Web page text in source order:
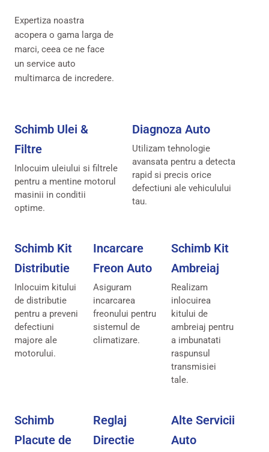
Expertiza noastra
acopera o gama larga de
marci, ceea ce ne face
un service auto
multimarca de incredere.
Schimb Ulei &
Filtre
Inlocuim uleiului si filtrele
pentru a mentine motorul
masinii in conditii
optime.
Diagnoza Auto
Utilizam tehnologie
avansata pentru a detecta
rapid si precis orice
defectiuni ale vehiculului
tau.
Schimb Kit
Distributie
Inlocuim kitului
de distributie
pentru a preveni
defectiuni
majore ale
motorului.
Incarcare
Freon Auto
Asiguram
incarcarea
freonului pentru
sistemul de
climatizare.
Schimb Kit
Ambreiaj
Realizam
inlocuirea
kitului de
ambreiaj pentru
a imbunatati
raspunsul
transmisiei
tale.
Schimb
Placute de
Reglaj
Directie
Alte Servicii
Auto